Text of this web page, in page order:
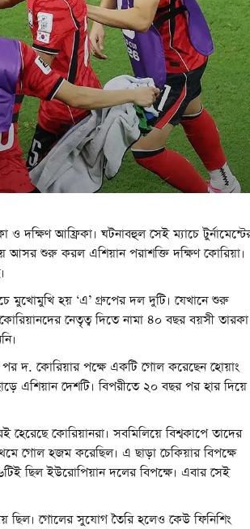
ও দক্ষিণ আফ্রিকা। ঘটনাবহুল সেই ম্যাচে
আসর শুরু করল এশিয়ান পরাশক্তি দক্ষিণ কোরিয়া।
মুখোমুখি হয় ‘এ’ গ্রুপের দল দুটি। যেখানে শুরু
নেতৃত্ব দিতে নামা ৪০ বছর বয়সী তারকা
পর দ. কোরিয়ার পক্ষে একটি গোল করেছেন হোয়াং
এশিয়ান দেশটি। বিপরীতে ২০ বছর পর হার দিয়ে
কোরিয়ানরা। সবমিলিয়ে বিশ্বকাপে তাদের
গোল হজম করেছিল। এ ছাড়া চেকিয়ার বিপক্ষে
ছিল ইউরোপিয়ান দলের বিপক্ষে। এবার সেই
ছিল। গোলের সুযোগ তৈরি হলেও কেউ ফিনিশিং